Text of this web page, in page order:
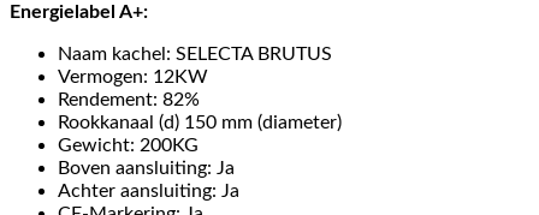
Energielabel A+:
Naam kachel: SELECTA BRUTUS
Vermogen: 12KW
Rendement: 82%
Rookkanaal (d) 150 mm (diameter)
Gewicht: 200KG
Boven aansluiting: Ja
Achter aansluiting: Ja